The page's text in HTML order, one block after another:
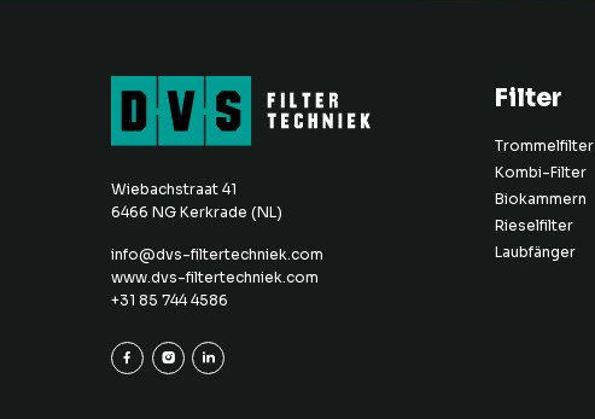
Wiebachstraat 41
6466 NG Kerkrade (NL)
info@dvs-filtertechniek.com
www.dvs-filtertechniek.com
+31 85 744 4586
Filter
Trommelfilter
Kombi-Filter
Biokammern
Rieselfilter
Laubfänger